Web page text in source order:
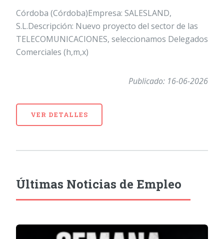
Córdoba (Córdoba)Empresa: SALESLAND,
S.L.Descripción: Nuevo proyecto del sector de las
TELECOMUNICACIONES, seleccionamos Delegados
Comerciales (h,m,x)
Publicado: 16-06-2026
VER DETALLES
Últimas Noticias de Empleo